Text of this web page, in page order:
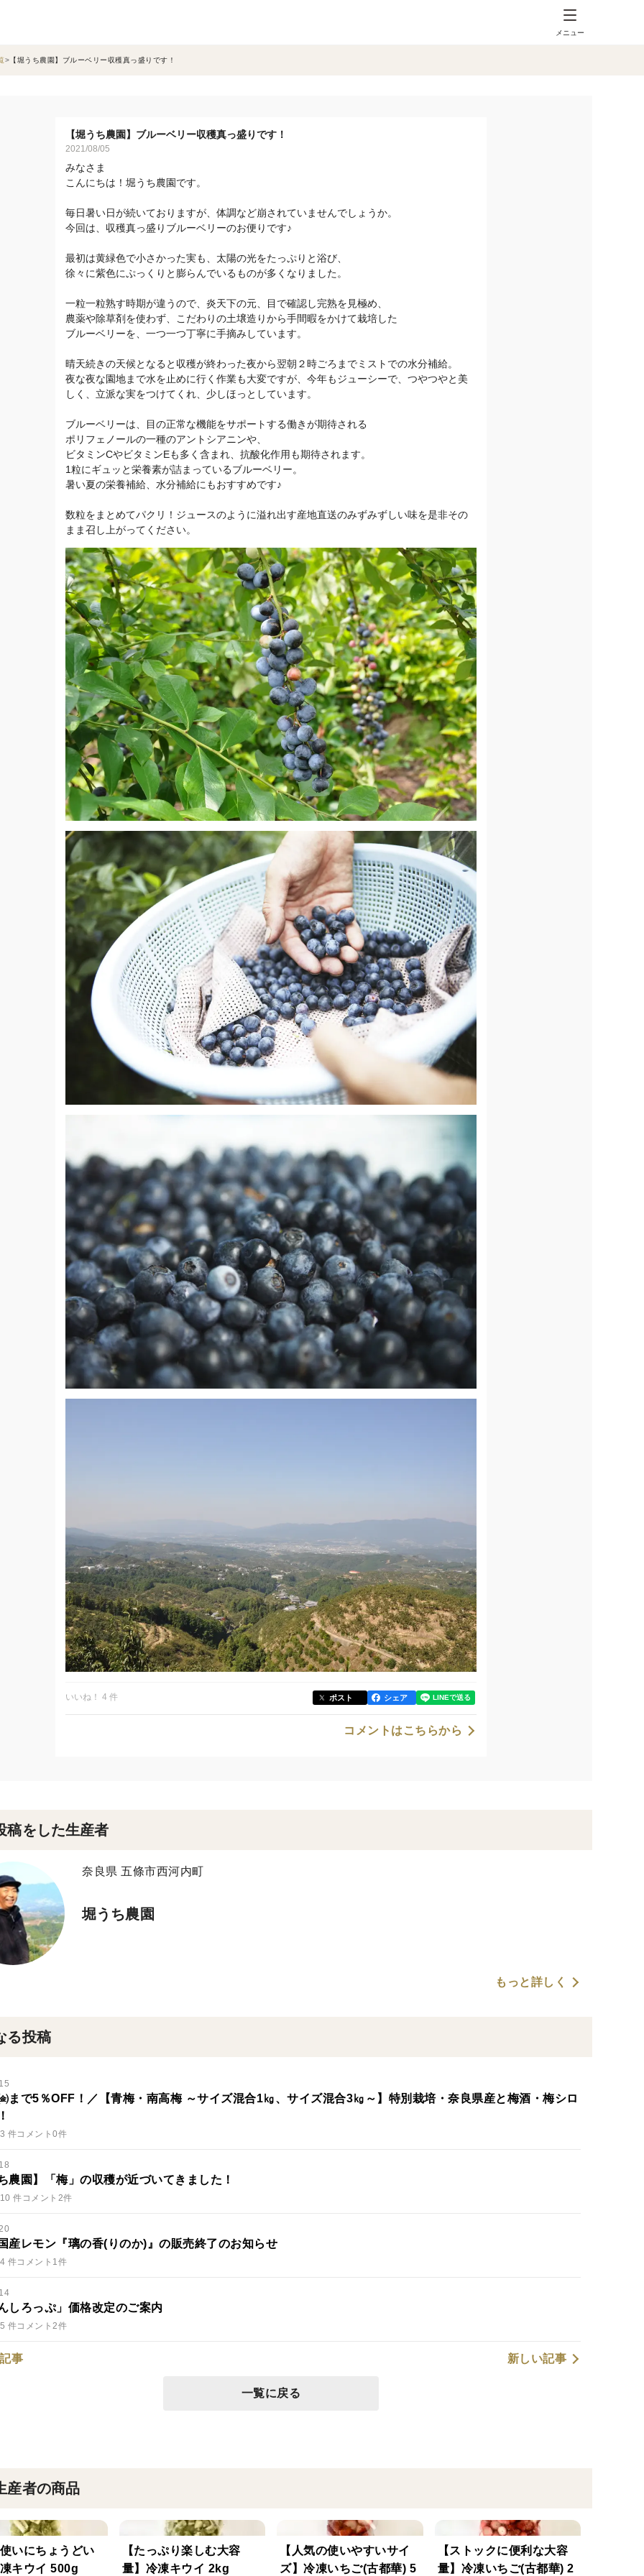
メニュー
【堀うち農園】ブルーベリー収穫真っ盛りです！
【堀うち農園】ブルーベリー収穫真っ盛りです！
2021/08/05
みなさま
こんにちは！堀うち農園です。
毎日暑い日が続いておりますが、体調など崩されていませんでしょうか。
今回は、収穫真っ盛りブルーベリーのお便りです♪
最初は黄緑色で小さかった実も、太陽の光をたっぷりと浴び、
徐々に紫色にぷっくりと膨らんでいるものが多くなりました。
一粒一粒熟す時期が違うので、炎天下の元、目で確認し完熟を見極め、
農薬や除草剤を使わず、こだわりの土壌造りから手間暇をかけて栽培した
ブルーベリーを、一つ一つ丁寧に手摘みしています。
晴天続きの天候となると収穫が終わった夜から翌朝２時ごろまでミストでの水分補給。
夜な夜な園地まで水を止めに行く作業も大変ですが、今年もジューシーで、つやつやと美
しく、立派な実をつけてくれ、少しほっとしています。
ブルーベリーは、目の正常な機能をサポートする働きが期待される
ポリフェノールの一種のアントシアニンや、
ビタミンCやビタミンEも多く含まれ、抗酸化作用も期待されます。
1粒にギュッと栄養素が詰まっているブルーベリー。
暑い夏の栄養補給、水分補給にもおすすめです♪
数粒をまとめてパクリ！ジュースのように溢れ出す産地直送のみずみずしい味を是非その
まま召し上がってください。
いいね！ 4 件 ポスト シェア
コメントはこちらから
稿をした生産者
奈良県 五條市西河内町
堀うち農園
もっと詳しく
る投稿
まで5％OFF！／【青梅・南高梅 ～サイズ混合1㎏、サイズ混合3㎏～】特別栽培・奈良県産と梅酒・梅シロ
件コメント0件
農園】「梅」の収穫が近づいてきました！
件 コメント2件
産レモン『璃の香(りのか)』の販売終了のお知らせ
件コメント1件
しろっぷ」価格改定のご案内
件コメント2件
事 新しい記事
一覧に戻る
産者の商品
いにちょうどい
キウイ 500g
【たっぷり楽しむ大容
量】冷凍キウイ 2kg
【人気の使いやすいサイ
ズ】冷凍いちご(古都華) 5
【ストックに便利な大容
量】冷凍いちご(古都華) 2